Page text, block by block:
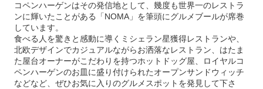
コペンハーゲンはその発信地として、幾度も世界一のレストラ
ンに輝いたことがある「NOMA」を筆頭にグルメブールが席巻
しています。
食べる人を驚きと感動に導くミシェラン星獲得レストランや、
北欧デザインでカジュアルながらお洒落なレストラン、はたま
た屋台オーナーがこだわりを持つホットドッグ屋、ロイヤルコ
ペンハーゲンのお皿に盛り付けられたオープンサンドウィッチ
などなど、ぜひお気に入りのグルメスポットを発見して下さ